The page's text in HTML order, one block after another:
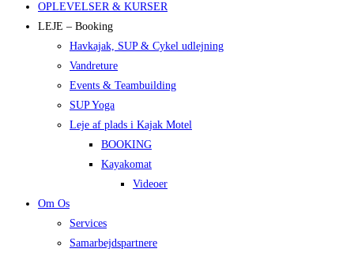
OPLEVELSER & KURSER
LEJE – Booking
Havkajak, SUP & Cykel udlejning
Vandreture
Events & Teambuilding
SUP Yoga
Leje af plads i Kajak Motel
BOOKING
Kayakomat
Videoer
Om Os
Services
Samarbejdspartnere